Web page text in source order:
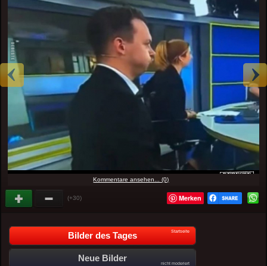
Kommentare ansehen... (0)
(+30) Merken
Bilder des Tages Startseite
Neue Bilder
nicht moderiert